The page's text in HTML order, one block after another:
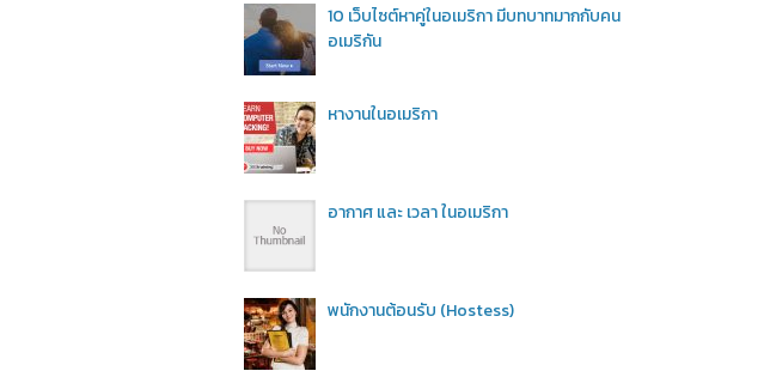
10 เว็บไซต์หาคู่ในอเมริกา มีบทบาทมากกับคน
อเมริกัน
หางานในอเมริกา
อากาศ และ เวลา ในอเมริกา
พนักงานต้อนรับ (Hostess)